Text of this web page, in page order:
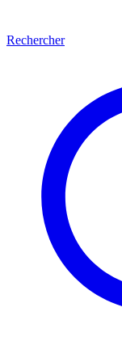
Rechercher